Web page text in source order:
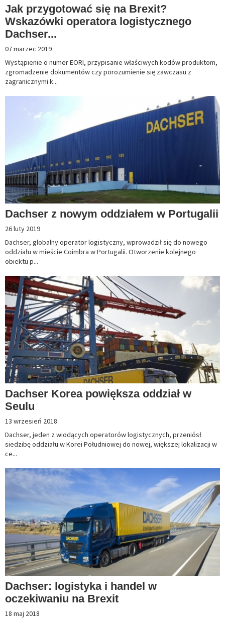
Jak przygotować się na Brexit?
Wskazówki operatora logistycznego
Dachser...
07 marzec 2019
Wystąpienie o numer EORI, przypisanie właściwych kodów produktom,
zgromadzenie dokumentów czy porozumienie się zawczasu z
zagranicznymi k...
Dachser z nowym oddziałem w Portugalii
26 luty 2019
Dachser, globalny operator logistyczny, wprowadził się do nowego
oddziału w mieście Coimbra w Portugalii. Otworzenie kolejnego
obiektu p...
Dachser Korea powiększa oddział w
Seulu
13 wrzesień 2018
Dachser, jeden z wiodących operatorów logistycznych, przeniósł
siedzibę oddziału w Korei Południowej do nowej, większej lokalizacji w
ce...
Dachser: logistyka i handel w
oczekiwaniu na Brexit
18 maj 2018